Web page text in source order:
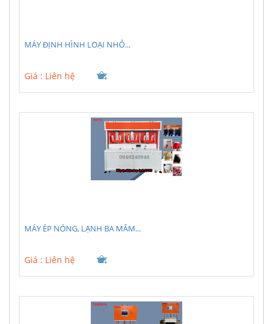
MÁY ĐỊNH HÌNH LOẠI NHỎ...
Giá : Liên hệ
MÁY ÉP NÓNG, LẠNH BA MÂM...
Giá : Liên hệ